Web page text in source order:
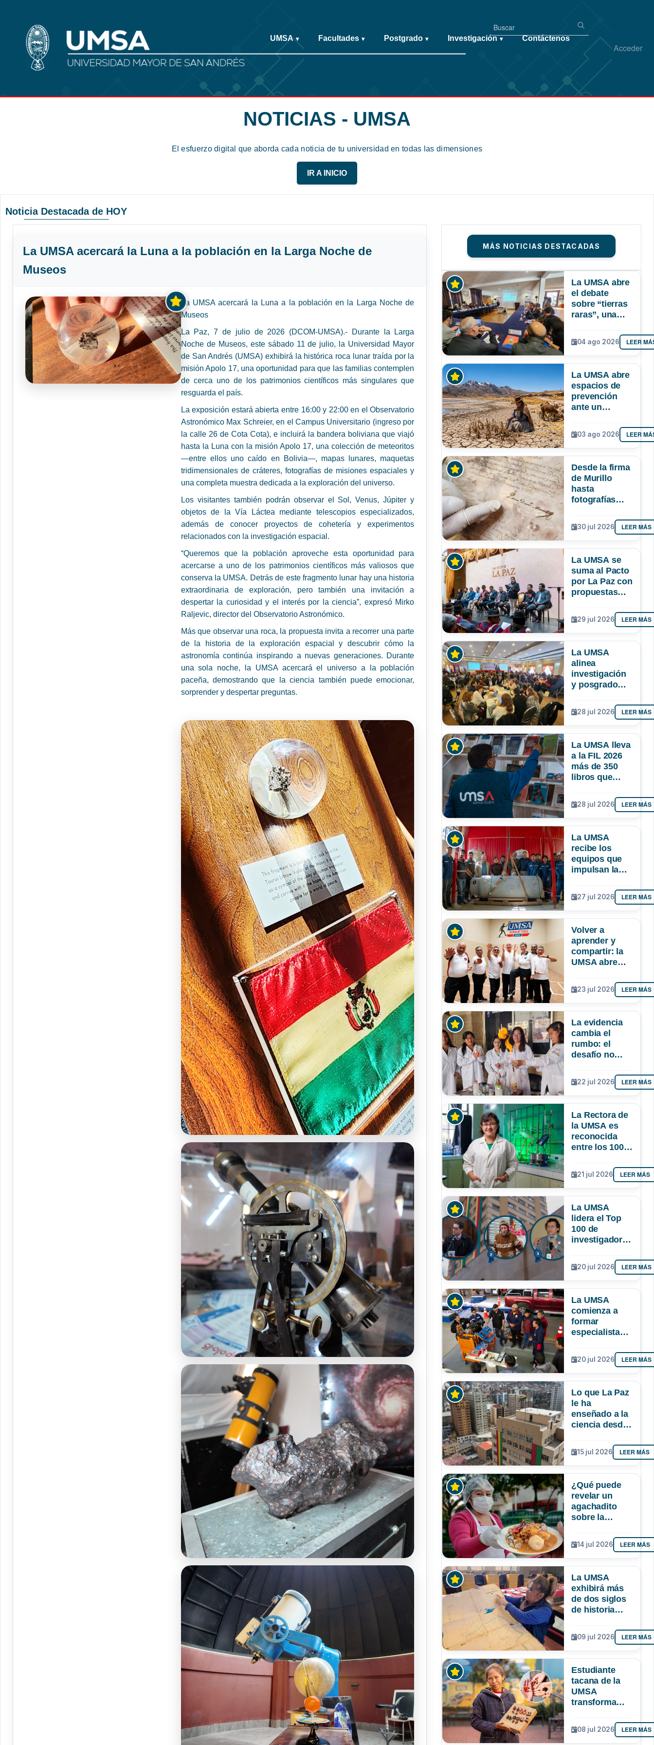
Acceder
UMSA ▾ Facultades ▾ Postgrado ▾ Investigación ▾ Contáctenos
NOTICIAS - UMSA
El esfuerzo digital que aborda cada noticia de tu universidad en todas las dimensiones
IR A INICIO
Noticia Destacada de HOY
La UMSA acercará la Luna a la población en la Larga Noche de
Museos
La UMSA acercará la Luna a la población en la Larga Noche de
Museos
La Paz, 7 de julio de 2026 (DCOM-UMSA).- Durante la Larga
Noche de Museos, este sábado 11 de julio, la Universidad Mayor
de San Andrés (UMSA) exhibirá la histórica roca lunar traída por la
misión Apolo 17, una oportunidad para que las familias contemplen
de cerca uno de los patrimonios científicos más singulares que
resguarda el país.
La exposición estará abierta entre 16:00 y 22:00 en el Observatorio
Astronómico Max Schreier, en el Campus Universitario (ingreso por
la calle 26 de Cota Cota), e incluirá la bandera boliviana que viajó
hasta la Luna con la misión Apolo 17, una colección de meteoritos
—entre ellos uno caído en Bolivia—, mapas lunares, maquetas
tridimensionales de cráteres, fotografías de misiones espaciales y
una completa muestra dedicada a la exploración del universo.
Los visitantes también podrán observar el Sol, Venus, Júpiter y
objetos de la Vía Láctea mediante telescopios especializados,
además de conocer proyectos de cohetería y experimentos
relacionados con la investigación espacial.
“Queremos que la población aproveche esta oportunidad para
acercarse a uno de los patrimonios científicos más valiosos que
conserva la UMSA. Detrás de este fragmento lunar hay una historia
extraordinaria de exploración, pero también una invitación a
despertar la curiosidad y el interés por la ciencia”, expresó Mirko
Raljevic, director del Observatorio Astronómico.
Más que observar una roca, la propuesta invita a recorrer una parte
de la historia de la exploración espacial y descubrir cómo la
astronomía continúa inspirando a nuevas generaciones. Durante
una sola noche, la UMSA acercará el universo a la población
paceña, demostrando que la ciencia también puede emocionar,
sorprender y despertar preguntas.
MÁS NOTICIAS DESTACADAS
La UMSA abre
el debate
sobre “tierras
raras”, una
mineral que
Bolivia aún no
explora ni
04 ago 2026 LEER
La UMSA abre
espacios de
prevención
ante un
podría superar
a los tres
Bolivia
03 ago 2026 LEER
Desde la firma
de Murillo
hasta
fotografías
resguarda 6
joyas de la
paceña
30 jul 2026 LEER MÁS
La UMSA se
suma al Pacto
por La Paz con
propuestas
desarrollo del
departamento
29 jul 2026 LEER MÁS
La UMSA
alinea
investigación
y posgrado
responda
mejor a las
de Bolivia
28 jul 2026 LEER MÁS
La UMSA lleva
a la FIL 2026
más de 350
libros que
conocimiento
que se genera
en Bolivia
28 jul 2026 LEER MÁS
La UMSA
recibe los
equipos que
impulsan la
oxígeno
medicinal
27 jul 2026 LEER MÁS
Volver a
aprender y
compartir: la
UMSA abre
para adultos
mayores
23 jul 2026 LEER MÁS
La evidencia
cambia el
rumbo: el
desafío no
más niñas a la
ciencia, sino
lograr que
y lideren
22 jul 2026 LEER MÁS
La Rectora de
la UMSA es
reconocida
entre los 100
destacados de
Bolivia
21 jul 2026 LEER MÁS
La UMSA
lidera el Top
100 de
investigadores
científico de
Bolivia
20 jul 2026 LEER MÁS
La UMSA
comienza a
formar
especialistas
de vehículos
afectados por
la gasolina de
20 jul 2026 LEER MÁS
Lo que La Paz
le ha
enseñado a la
ciencia desde
15 jul 2026 LEER MÁS
¿Qué puede
revelar un
agachadito
sobre la
paceña? Un
estudio
sociológico de
la respuesta
14 jul 2026 LEER MÁS
La UMSA
exhibirá más
de dos siglos
de historia
Larga Noche
de Museos
09 jul 2026 LEER MÁS
Estudiante
tacana de la
UMSA
transforma
amazónicas en
artesanías
08 jul 2026 LEER MÁS